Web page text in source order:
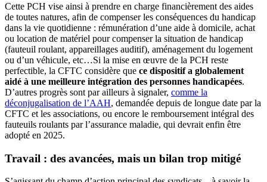
Cette PCH vise ainsi à prendre en charge financièrement des aides
de toutes natures, afin de compenser les conséquences du handicap
dans la vie quotidienne : rémunération d’une aide à domicile, achat
ou location de matériel pour compenser la situation de handicap
(fauteuil roulant, appareillages auditif), aménagement du logement
ou d’un véhicule, etc…Si la mise en œuvre de la PCH reste
perfectible, la CFTC considère que ce dispositif a globalement
aidé à une meilleure intégration des personnes handicapées.
D’autres progrès sont par ailleurs à signaler, comme la
déconjugalisation de l’AAH, demandée depuis de longue date par la
CFTC et les associations, ou encore le remboursement intégral des
fauteuils roulants par l’assurance maladie, qui devrait enfin être
adopté en 2025.
Travail : des avancées, mais un bilan trop mitigé